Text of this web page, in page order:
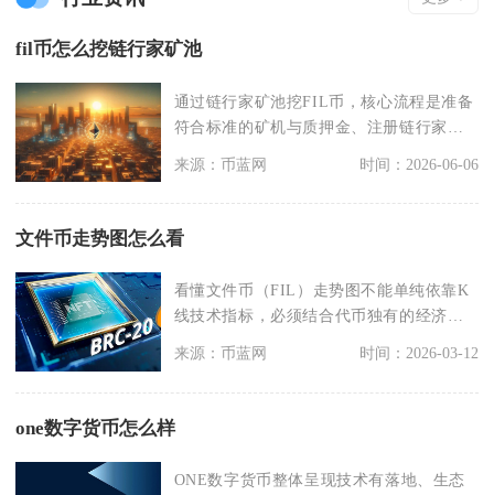
fil币怎么挖链行家矿池
通过链行家矿池挖FIL币，核心流程是准备
符合标准的矿机与质押金、注册链行家账
来源：币蓝网 时间：2026-06-06
文件币走势图怎么看
看懂文件币（FIL）走势图不能单纯依靠K
线技术指标，必须结合代币独有的经济模
型链上数据综合
来源：币蓝网 时间：2026-03-12
one数字货币怎么样
ONE数字货币整体呈现技术有落地、生态